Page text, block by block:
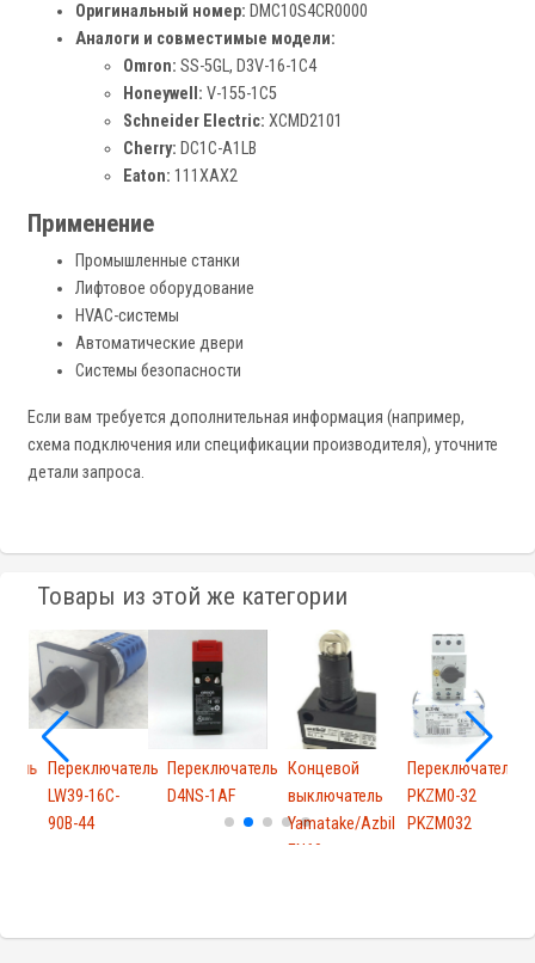
Оригинальный номер: DMC10S4CR0000
Аналоги и совместимые модели:
Omron: SS-5GL, D3V-16-1C4
Honeywell: V-155-1C5
Schneider Electric: XCMD2101
Cherry: DC1C-A1LB
Eaton: 111XAX2
Применение
Промышленные станки
Лифтовое оборудование
HVAC-системы
Автоматические двери
Системы безопасности
Если вам требуется дополнительная информация (например,
схема подключения или спецификации производителя), уточните
детали запроса.
Товары из этой же категории
Переключатель
LW39-16C-
90B-44
Переключатель
D4NS-1AF
Концевой
выключатель
Yamatake/Azbil
EN60...
Переключатель
PKZM0-32
PKZM032